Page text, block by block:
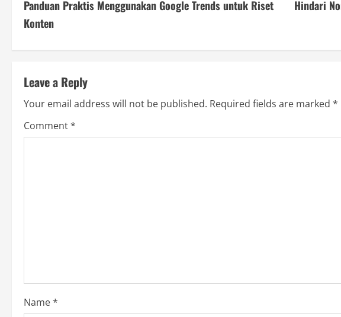
o
i
n
u
i
Panduan Praktis Menggunakan Google Trends untuk Riset
Konten
Hindari
Leave a Reply
Your email address will not be published. Required fields are marked *
Comment*
Name*